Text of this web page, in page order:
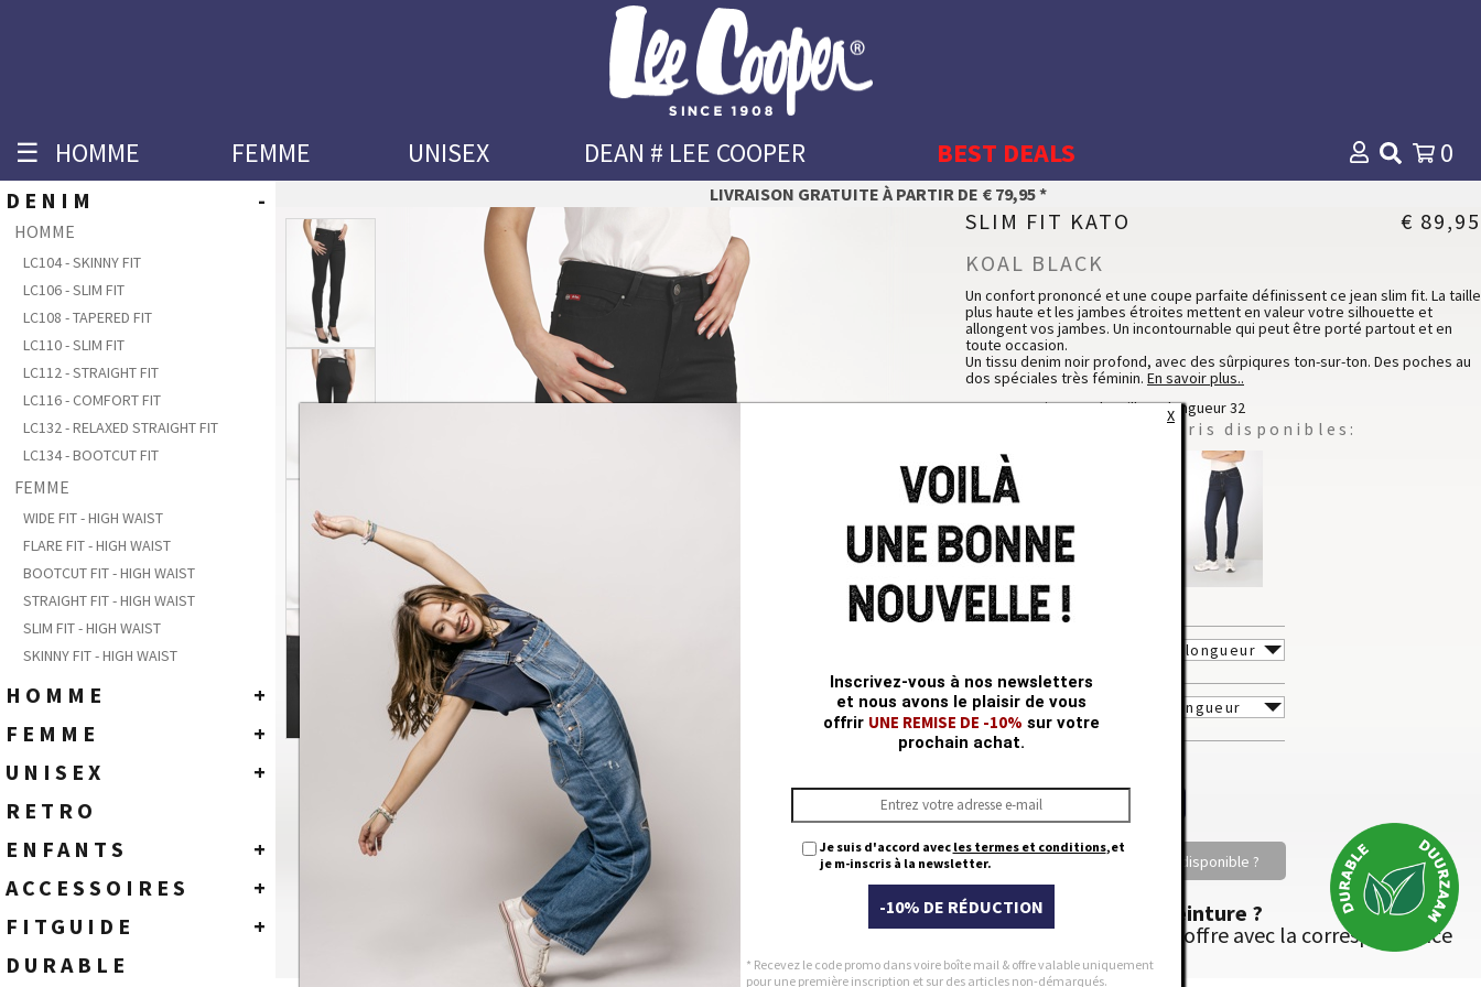
☰ HOMME FEMME UNISEX DEAN # LEE COOPER BEST DEALS 0
DENIM -
HOMME
LC104 - SKINNY FIT
LC106 - SLIM FIT
LC108 - TAPERED FIT
LC110 - SLIM FIT
LC112 - STRAIGHT FIT
LC116 - COMFORT FIT
LC132 - RELAXED STRAIGHT FIT
LC134 - BOOTCUT FIT
FEMME
WIDE FIT - HIGH WAIST
FLARE FIT - HIGH WAIST
BOOTCUT FIT - HIGH WAIST
STRAIGHT FIT - HIGH WAIST
SLIM FIT - HIGH WAIST
SKINNY FIT - HIGH WAIST
HOMME +
DENIM JEANS
COLOR PANTS
ACCESSOIRES
ECO
FEMME +
DENIM JEANS
COLOR PANTS & OTHERS
UNISEX +
T-SHIRTS
JEANS
RETRO
ENFANTS
+
ENFANTS - 2 À 6 ANS
JUNIOR - 8 À 16 ANS
ACCESSOIRES +
CEINTURES
CHAUSSETTES
FITGUIDE +
HOMME
DURABLE
LIVRAISON GRATUITE À PARTIR DE € 79,95 *
SLIM FIT KATO
€ 89,95
KOAL BLACK
Un confort prononcé et une coupe parfaite définissent ce jean slim fit. La taille
plus haute et les jambes étroites mettent en valeur votre silhouette et
allongent vos jambes. Un incontournable qui peut être porté partout et en
toute occasion.
Un tissu denim noir profond, avec des sûrpiqures ton-sur-ton. Des poches au
dos spéciales très féminin. En savoir plus..
Un coton stretch pour une résistance et un confort exceptionnel. Modèle 5-
Détails du tissu
Coton
Polyester
Viscose
11 %
Elasthanne
Le mannequin porte la taille 28 longueur 32
Voici les autres coloris disponibles:
TAILLE
Votre taille n'est pas disponible ?
Besion d’une Ceinture ?
Consultez notre offre avec la correspondance
des tailles
X
Inscrivez-vous à nos newsletters
et nous avons le plaisir de vous
offrir UNE REMISE DE -10% sur votre
prochain achat.
Je suis d'accord avec les termes et conditions,et
je m-inscris à la newsletter.
-10% DE RÉDUCTION
* Recevez le code promo dans voire boîte mail & offre valable uniquement
pour une première inscription et sur des articles non-démarqués.